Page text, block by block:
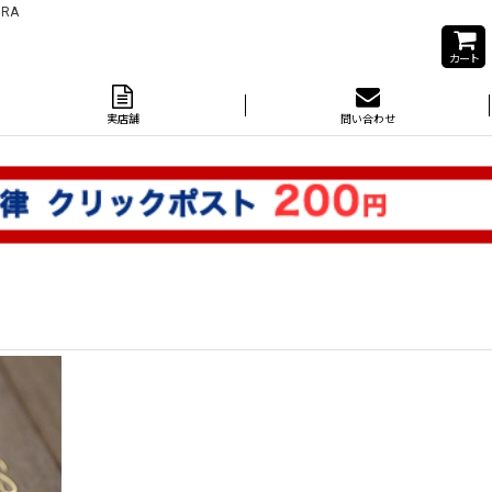
カート
実店舗 問い合わせ